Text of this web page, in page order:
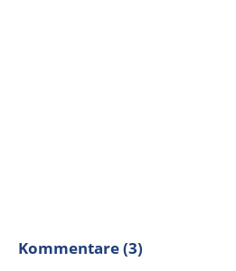
Kommentare (3)